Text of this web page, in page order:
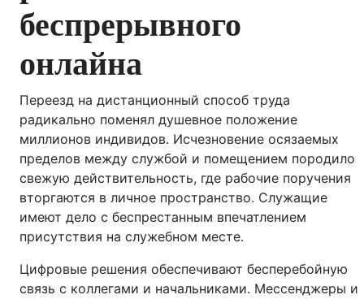
беспрерывного
онлайна
Переезд на дистанционный способ труда
радикально поменял душевное положение
миллионов индивидов. Исчезновение осязаемых
пределов между службой и помещением породило
свежую действительность, где рабочие поручения
вторгаются в личное пространство. Служащие
имеют дело с беспрестанным впечатлением
присутствия на служебном месте.
Цифровые решения обеспечивают бесперебойную
связь с коллегами и начальниками. Мессенджеры и